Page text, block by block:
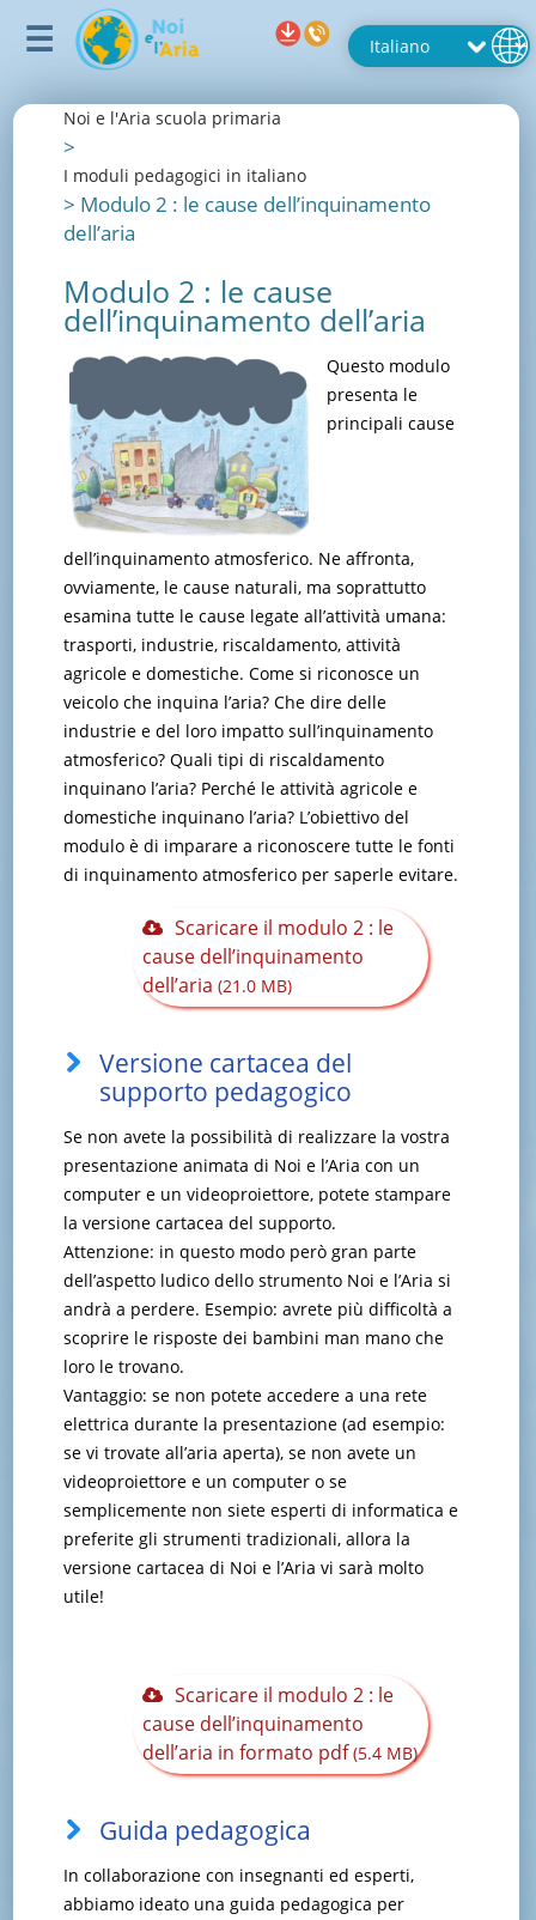
Noi e l'Aria scuola primaria
>
I moduli pedagogici in italiano
> Modulo 2 : le cause dell’inquinamento
dell’aria
Modulo 2 : le cause
dell’inquinamento dell’aria
Questo modulo
presenta le
principali cause
dell’inquinamento atmosferico. Ne affronta,
ovviamente, le cause naturali, ma soprattutto
esamina tutte le cause legate all’attività umana:
trasporti, industrie, riscaldamento, attività
agricole e domestiche. Come si riconosce un
veicolo che inquina l’aria? Che dire delle
industrie e del loro impatto sull’inquinamento
atmosferico? Quali tipi di riscaldamento
inquinano l’aria? Perché le attività agricole e
domestiche inquinano l’aria? L’obiettivo del
modulo è di imparare a riconoscere tutte le fonti
di inquinamento atmosferico per saperle evitare.
Scaricare il modulo 2 : le
cause dell’inquinamento
dell’aria(21.0 MB)
Versione cartacea del
supporto pedagogico
Se non avete la possibilità di realizzare la vostra
presentazione animata di Noi e l’Aria con un
computer e un videoproiettore, potete stampare
la versione cartacea del supporto.
Attenzione: in questo modo però gran parte
dell’aspetto ludico dello strumento Noi e l’Aria si
andrà a perdere. Esempio: avrete più difficoltà a
scoprire le risposte dei bambini man mano che
loro le trovano.
Vantaggio: se non potete accedere a una rete
elettrica durante la presentazione (ad esempio:
se vi trovate all’aria aperta), se non avete un
videoproiettore e un computer o se
semplicemente non siete esperti di informatica e
preferite gli strumenti tradizionali, allora la
versione cartacea di Noi e l’Aria vi sarà molto
utile!
Scaricare il modulo 2 : le
cause dell’inquinamento
dell’aria in formato pdf(5.4 MB)
Guida pedagogica
In collaborazione con insegnanti ed esperti,
abbiamo ideato una guida pedagogica per